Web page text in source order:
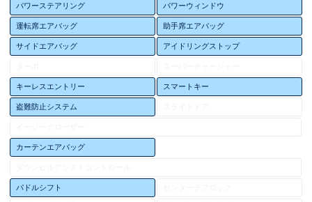
パワーステアリング パワーウィンドウ
運転席エアバッグ 助手席エアバッグ
サイドエアバッグ アイドリングストップ
キーレスエントリー スマートキー
盗難防止システム
カーテンエアバッグ
パドルシフト